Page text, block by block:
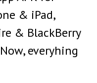
& iPad,
& BlackBerry
everyhing